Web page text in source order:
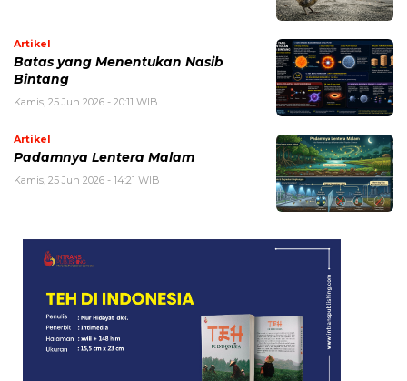
Artikel
Batas yang Menentukan Nasib
Bintang
Kamis, 25 Jun 2026 - 20:11 WIB
Artikel
Padamnya Lentera Malam
Kamis, 25 Jun 2026 - 14:21 WIB